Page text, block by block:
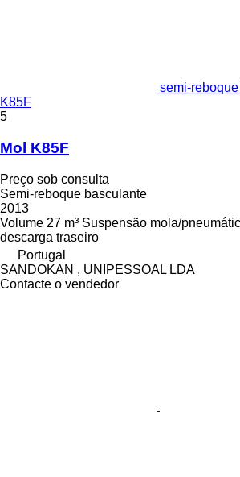
semi-
K85F
5
Mol K85F
Preço sob consulta
Semi-reboque basculante
2013
Volume 27 m³ Suspensão mola/
descarga traseiro
Portugal
SANDOKAN , UNIPESSOAL LDA
Contacte o vendedor